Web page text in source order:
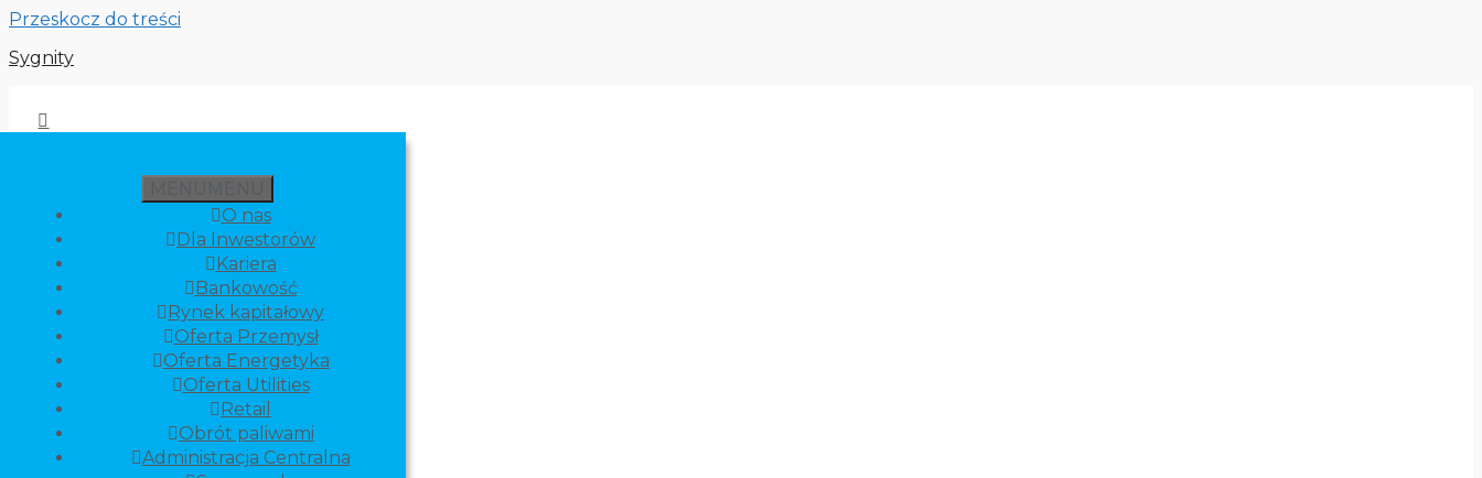
Przeskocz do treści
Sygnity
O nas
Dla Inwestorów
Kariera
Bankowość
Rynek kapitałowy
Oferta Przemysł
Oferta Energetyka
Oferta Utilities
Retail
Obrót paliwami
Administracja Centralna